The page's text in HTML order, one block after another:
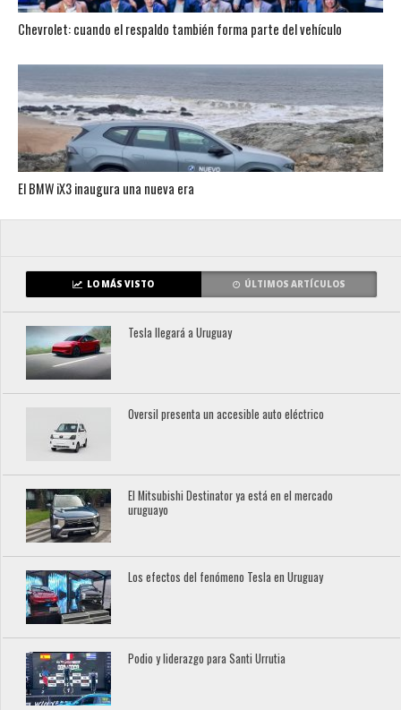
Chevrolet: cuando el respaldo también forma parte del vehículo
El BMW iX3 inaugura una nueva era
LO MÁS VISTO ÚLTIMOS ARTÍCULOS
Tesla llegará a Uruguay
Oversil presenta un accesible auto eléctrico
El Mitsubishi Destinator ya está en el mercado
uruguayo
Los efectos del fenómeno Tesla en Uruguay
Podio y liderazgo para Santi Urrutia